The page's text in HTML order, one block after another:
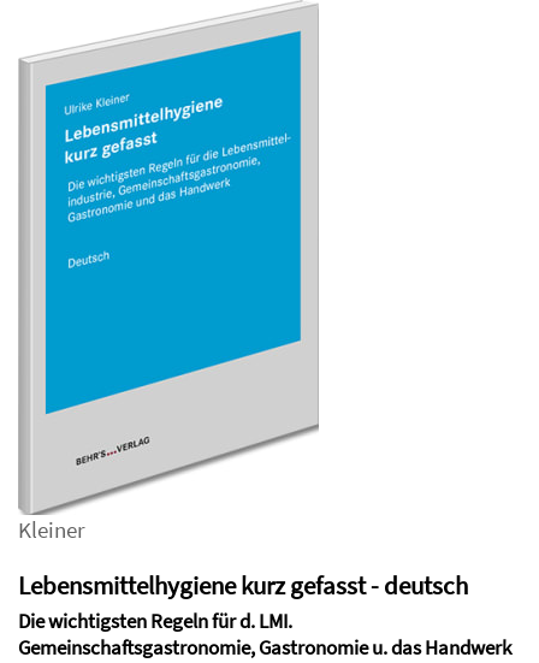
Kleiner
Lebensmittelhygiene kurz gefasst - deutsch
Die wichtigsten Regeln für d. LMI.
Gemeinschaftsgastronomie, Gastronomie u. das Handwerk